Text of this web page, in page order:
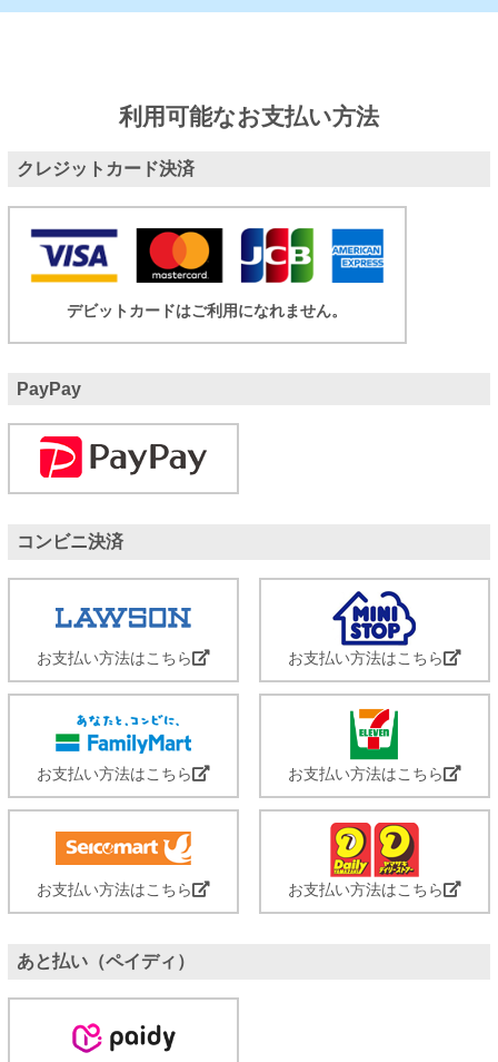
利用可能なお支払い方法
クレジットカード決済
デビットカードはご利用になれません。
PayPay
コンビニ決済
お支払い方法はこちら お支払い方法はこちら
お支払い方法はこちら お支払い方法はこちら
お支払い方法はこちら お支払い方法はこちら
あと払い（ペイディ）